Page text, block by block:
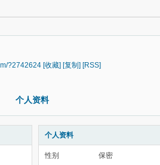
?2742624 [收藏] [复制] [RSS]
个人资料
个人资料
性别
保密